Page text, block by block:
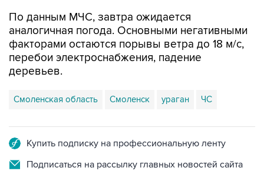
По данным МЧС, завтра ожидается
аналогичная погода. Основными негативными
факторами остаются порывы ветра до 18 м/с,
перебои электроснабжения, падение
деревьев.
Смоленская область Смоленск ураган ЧС
Купить подписку на профессиональную ленту
Подписаться на рассылку главных новостей сайта